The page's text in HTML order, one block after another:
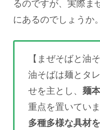
るのですが、実際ま
にあるのでしょうか。
【まぜそばと油
油そばは麺とタ
せを主とし、 麺
重点を置いてい
多種多様な具材